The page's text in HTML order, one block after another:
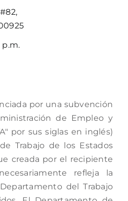
p.m.
por una subvención
de Empleo y
por sus siglas en inglés)
Trabajo de los Estados
creada por el recipiente
refleja la
del Trabajo